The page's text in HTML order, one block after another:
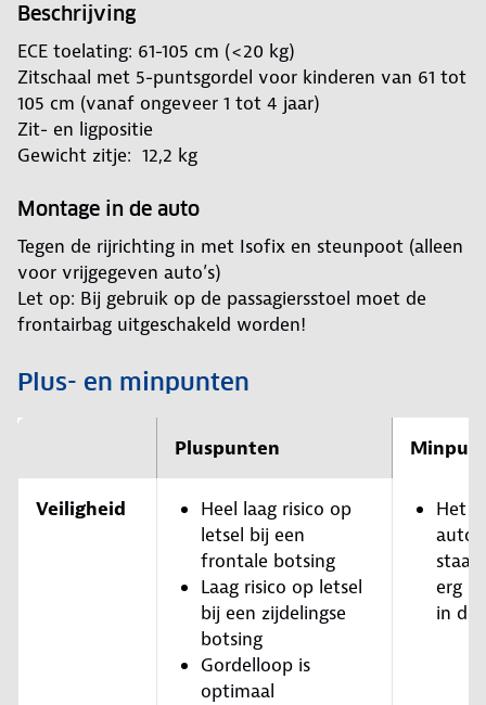
Beschrijving
ECE toelating: 61-105 cm (<20 kg)
Zitschaal met 5-puntsgordel voor kinderen van 61 tot
105 cm (vanaf ongeveer 1 tot 4 jaar)
Zit- en ligpositie
Gewicht zitje: 12,2 kg
Montage in de auto
Tegen de rijrichting in met Isofix en steunpoot (alleen
voor vrijgegeven auto’s)
Let op: Bij gebruik op de passagiersstoel moet de
frontairbag uitgeschakeld worden!
Plus- en minpunten
Pluspunten
Veiligheid
Heel laag risico op
letsel bij een
frontale botsing
Laag risico op letsel
bij een zijdelingse
botsing
Gordelloop is
optimaal
Het
staat
erg
in de